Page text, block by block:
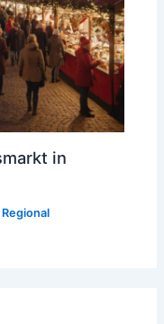
in
Regional